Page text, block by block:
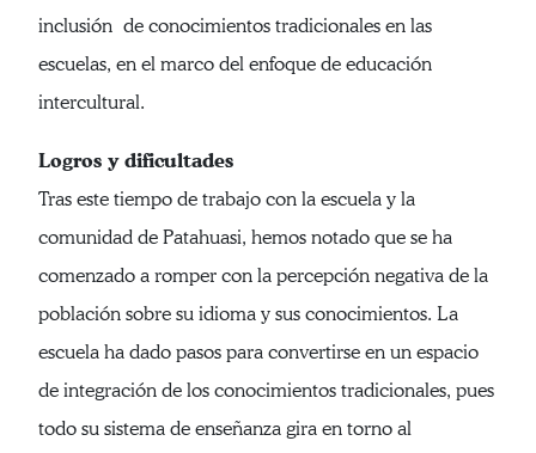
inclusión de conocimientos tradicionales en las
escuelas, en el marco del enfoque de educación
intercultural.
Logros y dificultades
Tras este tiempo de trabajo con la escuela y la
comunidad de Patahuasi, hemos notado que se ha
comenzado a romper con la percepción negativa de la
población sobre su idioma y sus conocimientos. La
escuela ha dado pasos para convertirse en un espacio
de integración de los conocimientos tradicionales, pues
todo su sistema de enseñanza gira en torno al